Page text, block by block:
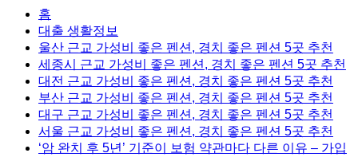
홈
대출 생활정보
울산 근교 가성비 좋은 펜션, 경치 좋은 펜션 5곳 추천
세종시 근교 가성비 좋은 펜션, 경치 좋은 펜션 5곳 추천
대전 근교 가성비 좋은 펜션, 경치 좋은 펜션 5곳 추천
부산 근교 가성비 좋은 펜션, 경치 좋은 펜션 5곳 추천
대구 근교 가성비 좋은 펜션, 경치 좋은 펜션 5곳 추천
서울 근교 가성비 좋은 펜션, 경치 좋은 펜션 5곳 추천
‘암 완치 후 5년’ 기준이 보험 약관마다 다른 이유 – 가입